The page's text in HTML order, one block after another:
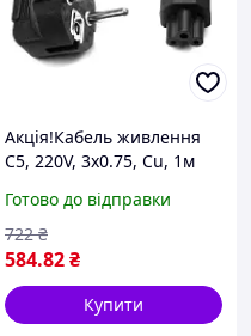
Акція!Кабель живлення
C5, 220V, 3x0.75, Cu, 1м
купуй на KasaTochka
Готово до відправки
584.82₴
722 ₴
Купити